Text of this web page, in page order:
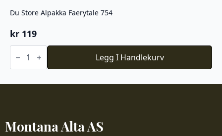
Du Store Alpakka Faerytale 754
kr 119
Du
Store
Faerytale
Legg I Handlekurv
Montana Alta AS